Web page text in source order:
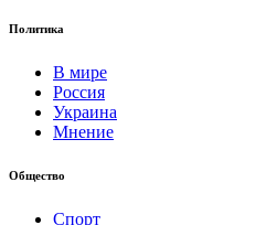
Политика
В мире
Россия
Украина
Мнение
Общество
Спорт